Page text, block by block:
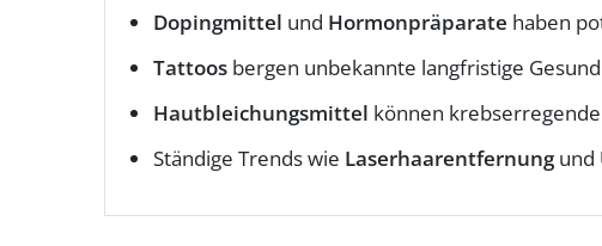
Dopingmittel und Hormonpräparate haben
Tattoos bergen unbekannte langfristige
Hautbleichungsmittel können
Ständige Trends wie Laserhaarentfernungund